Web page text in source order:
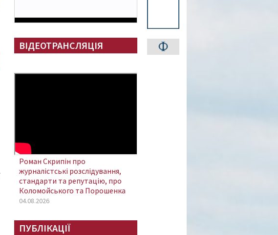
ВІДЕОТРАНСЛЯЦІЯ
Роман Скрипін про
журналістські розслідування,
стандарти та репутацію, про
Коломойського та Порошенка
04.08.2026
ПУБЛІКАЦІЇ